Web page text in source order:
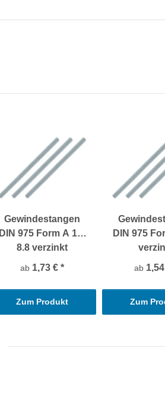
Gewindestangen
DIN 975 Form A 1m
8.8 verzinkt
ab 1,73 € *
Zum Produkt
DIN 975
ab
Zum